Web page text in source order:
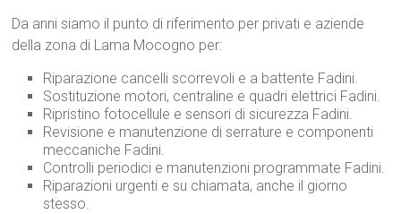
Da anni siamo il punto di riferimento per privati e aziende
della zona di Lama Mocogno per:
Riparazione cancelli scorrevoli e a battente Fadini.
Sostituzione motori, centraline e quadri elettrici Fadini.
Ripristino fotocellule e sensori di sicurezza Fadini.
Revisione e manutenzione di serrature e componenti
meccaniche Fadini.
Controlli periodici e manutenzioni programmate Fadini.
Riparazioni urgenti e su chiamata, anche il giorno
stesso.